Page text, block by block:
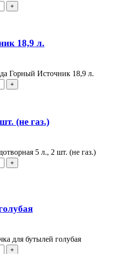
18,9 л.
Горный Источник 18,9 л.
(не газ.)
5 л., 2 шт. (не газ.)
для бутылей голубая